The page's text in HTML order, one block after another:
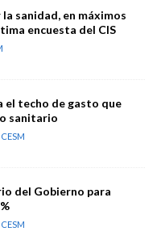
sanidad, en máximos
encuesta del CIS
el techo de gasto que
sanitario
CESM
del Gobierno para
CESM